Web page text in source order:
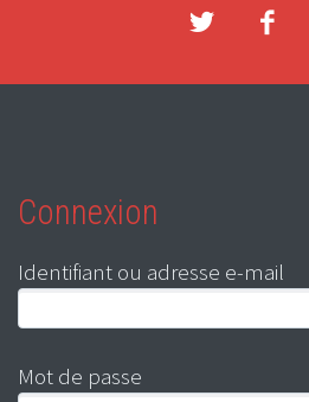
Connexion
Identifiant ou adresse e-mail
Mot de passe